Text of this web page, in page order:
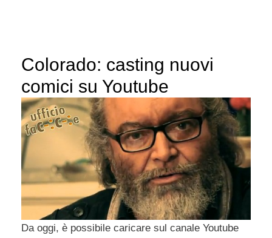
Colorado: casting nuovi
comici su Youtube
Da oggi, è possibile caricare sul canale Youtube